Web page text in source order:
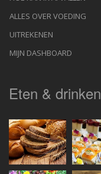
ALLES OVER VOEDING
UITREKENEN
MIJN DASHBOARD
Eten & drinken